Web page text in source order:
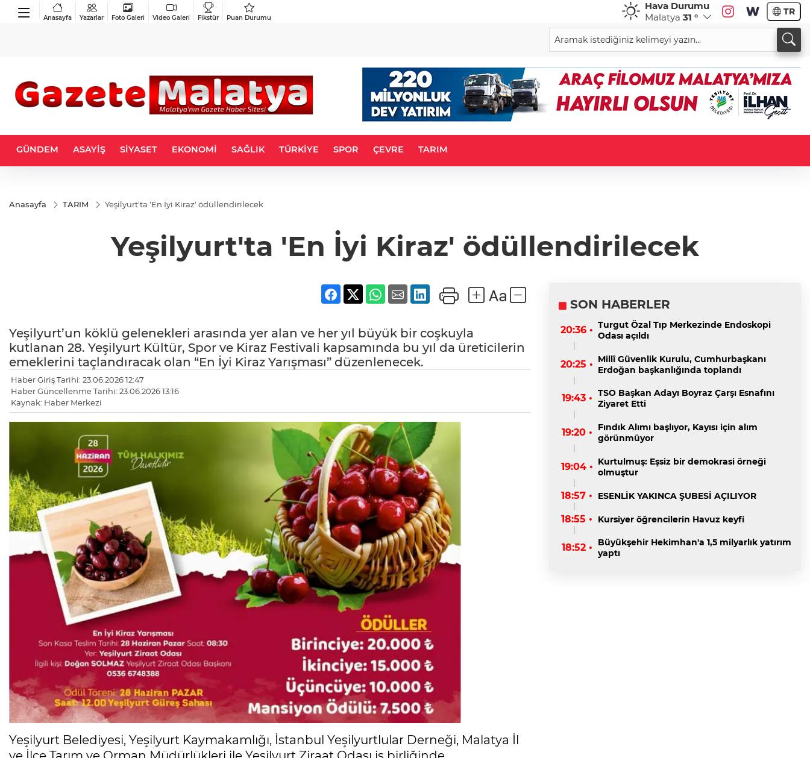
Anasayfa Yazarlar Foto Galeri Video Galeri Fikstür Puan Durumu
Hava Durumu
Malatya 31 ° TR
GÜNDEM ASAYİŞ SİYASET EKONOMİ SAĞLIK TÜRKİYE SPOR ÇEVRE TARIM
Anasayfa TARIM Yeşilyurt'ta 'En İyi Kiraz' ödüllendirilecek
Yeşilyurt'ta 'En İyi Kiraz' ödüllendirilecek
Yeşilyurt’un köklü gelenekleri arasında yer alan ve her yıl büyük bir coşkuyla
kutlanan 28. Yeşilyurt Kültür, Spor ve Kiraz Festivali kapsamında bu yıl da üreticilerin
emeklerini taçlandıracak olan “En İyi Kiraz Yarışması” düzenlenecek.
Haber Giriş Tarihi: 23.06.2026 12:47
Haber Güncellenme Tarihi: 23.06.2026 13:16
Kaynak: Haber Merkezi
Yeşilyurt Belediyesi, Yeşilyurt Kaymakamlığı, İstanbul Yeşilyurtlular Derneği, Malatya İl
SON HABERLER
20:36 • Turgut Özal Tıp Merkezinde Endoskopi
Odası açıldı
20:25 • Millî Güvenlik Kurulu, Cumhurbaşkanı
Erdoğan başkanlığında toplandı
19:43 • TSO Başkan Adayı Boyraz Çarşı Esnafını
Ziyaret Etti
19:20 •
Fındık Alımı başlıyor, Kayısı için alım
görünmüyor
19:04 • Kurtulmuş: Eşsiz bir demokrasi örneği
olmuştur
18:57 • ESENLİK YAKINCA ŞUBESİ AÇILIYOR
18:55 • Kursiyer öğrencilerin Havuz keyfi
18:52 •
Büyükşehir Hekimhan'a 1,5 milyarlık yatırım
yaptı